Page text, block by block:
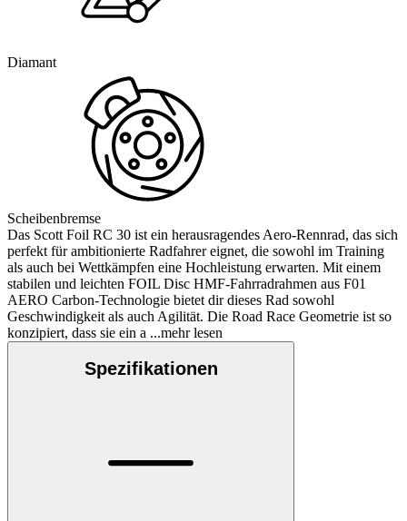
Diamant
Scheibenbremse
Das Scott Foil RC 30 ist ein herausragendes Aero-Rennrad, das sich
perfekt für ambitionierte Radfahrer eignet, die sowohl im Training
als auch bei Wettkämpfen eine Hochleistung erwarten. Mit einem
stabilen und leichten FOIL Disc HMF-Fahrradrahmen aus F01
AERO Carbon-Technologie bietet dir dieses Rad sowohl
Geschwindigkeit als auch Agilität. Die Road Race Geometrie ist so
konzipiert, dass sie ein a ...mehr lesen
Spezifikationen